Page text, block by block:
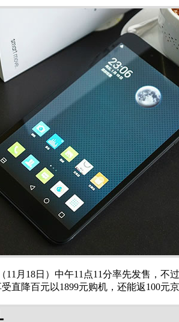
11月18日）中午11点11分率先发售，
直降百元以1899元购机，还能返100元